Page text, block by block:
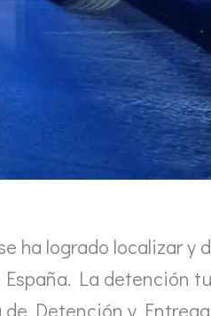
ha logrado localizar y
La detención
de Detención y